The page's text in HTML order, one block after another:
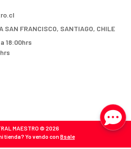
SAN FRANCISCO, SANTIAGO, CHILE
18:00hrs
MAESTRO © 2026
tienda? Yo vendo conBsale